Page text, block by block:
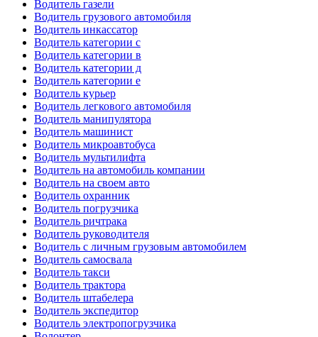
Водитель газели
Водитель грузового автомобиля
Водитель инкассатор
Водитель категории c
Водитель категории в
Водитель категории д
Водитель категории е
Водитель курьер
Водитель легкового автомобиля
Водитель манипулятора
Водитель машинист
Водитель микроавтобуса
Водитель мультилифта
Водитель на автомобиль компании
Водитель на своем авто
Водитель охранник
Водитель погрузчика
Водитель ричтрака
Водитель руководителя
Водитель с личным грузовым автомобилем
Водитель самосвала
Водитель такси
Водитель трактора
Водитель штабелера
Водитель экспедитор
Водитель электропогрузчика